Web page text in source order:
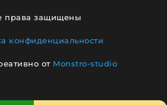
права защищены
конфиденциальности
от Monstro-studio